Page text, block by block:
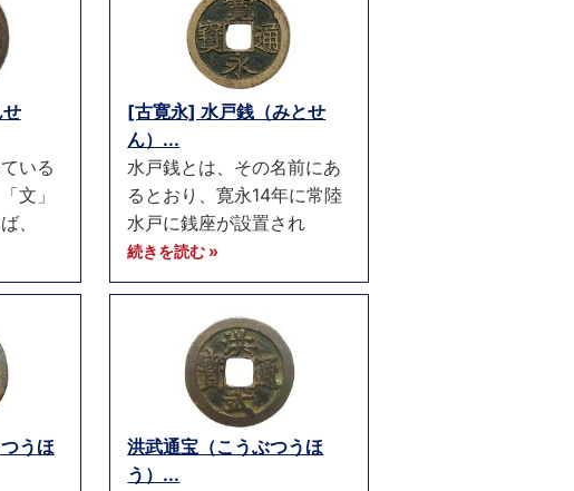
いる
文」
、
[古寛永] 水戸銭（みとせ
ん）...
水戸銭とは、その名前にあ
るとおり、寛永14年に常陸
水戸に銭座が設置され
続きを読む »
うほ
洪武通宝（こうぶつうほ
う）...